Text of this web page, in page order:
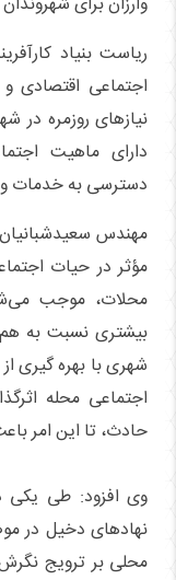
ریاست بنیاد
اجتماعی اقتصادی و
نیازهای روزمره در
دارای ماهیت
دسترسی به خدمات و
مهندس
مؤثر در حیات
محلات، موجب
بیشتری نسبت به هم
شهری با بهره گیری
اجتماعی محله
حادث، تا این امر
وی افزود: طی یکی
نهادهای دخیل در
محلی بر ترویج